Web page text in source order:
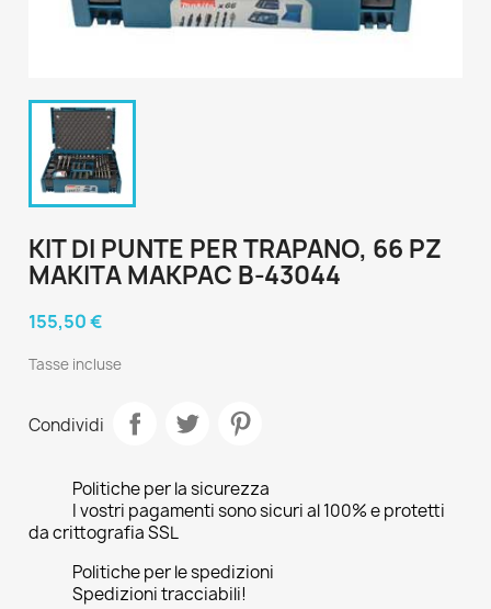
KIT DI PUNTE PER TRAPANO, 66 PZ
MAKITA MAKPAC B-43044
155,50 €
Tasse incluse
Condividi
Politiche per la sicurezza
I vostri pagamenti sono sicuri al 100% e protetti
da crittografia SSL
Politiche per le spedizioni
Spedizioni tracciabili!